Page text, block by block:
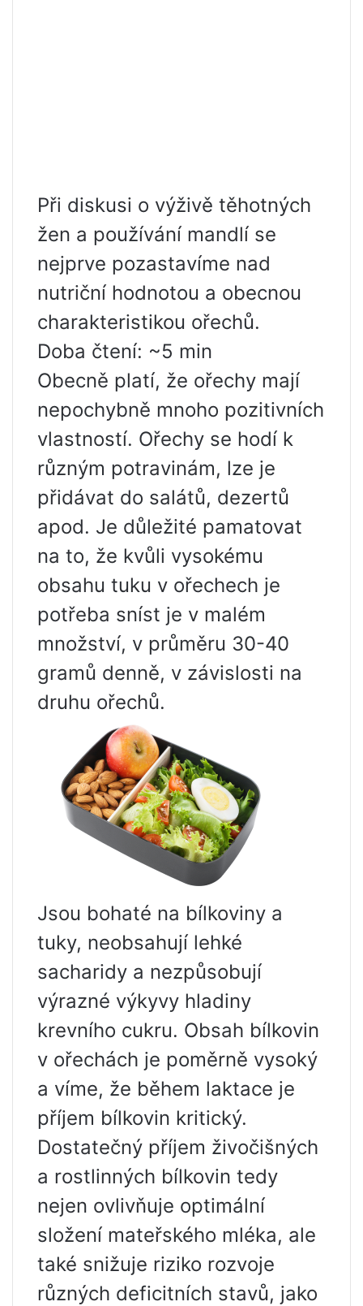
Při diskusi o výživě těhotných
žen a používání mandlí se
nejprve pozastavíme nad
nutriční hodnotou a obecnou
charakteristikou ořechů.
Doba čtení: ~5 min
Obecně platí, že ořechy mají
nepochybně mnoho pozitivních
vlastností. Ořechy se hodí k
různým potravinám, lze je
přidávat do salátů, dezertů
apod. Je důležité pamatovat
na to, že kvůli vysokému
obsahu tuku v ořechech je
potřeba sníst je v malém
množství, v průměru 30-40
gramů denně, v závislosti na
druhu ořechů.
Jsou bohaté na bílkoviny a
tuky, neobsahují lehké
sacharidy a nezpůsobují
výrazné výkyvy hladiny
krevního cukru. Obsah bílkovin
v ořechách je poměrně vysoký
a víme, že během laktace je
příjem bílkovin kritický.
Dostatečný příjem živočišných
a rostlinných bílkovin tedy
nejen ovlivňuje optimální
složení mateřského mléka, ale
také snižuje riziko rozvoje
různých deficitních stavů, jako